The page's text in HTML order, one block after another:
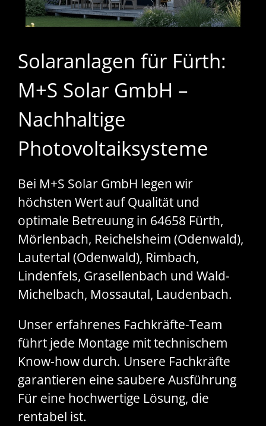
Solaranlagen für Fürth:
M+S Solar GmbH –
Nachhaltige
Photovoltaiksysteme
Bei M+S Solar GmbH legen wir
höchsten Wert auf Qualität und
optimale Betreuung in 64658 Fürth,
Mörlenbach, Reichelsheim (Odenwald),
Lautertal (Odenwald), Rimbach,
Lindenfels, Grasellenbach und Wald-
Michelbach, Mossautal, Laudenbach.
Unser erfahrenes Fachkräfte-Team
führt jede Montage mit technischem
Know-how durch. Unsere Fachkräfte
garantieren eine saubere Ausführung
Für eine hochwertige Lösung, die
rentabel ist.